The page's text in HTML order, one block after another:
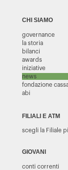
CHI SIAMO
governance
la storia
bilanci
awards
iniziative
news
fondazione
abi
FILIALI E ATM
scegli la Filiale
GIOVANI
conti correnti